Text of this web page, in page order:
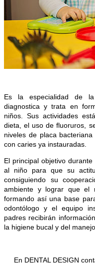
Es la especialidad de la
diagnostica y trata en
niños. Sus actividades
dieta, el uso de fluoruros,
niveles de placa
con caries ya instauradas.
El principal objetivo
al niño para que su
consiguiendo su
ambiente y lograr que el
formando así una base
odontólogo y el equipo
padres recibirán
la higiene bucal y del
En DENTAL DESIGN